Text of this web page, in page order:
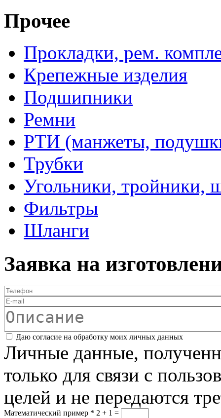
Прочее
Прокладки, рем.
Крепежные изделия
Подшипники
Ремни
РТИ (манжеты,
Трубки
Угольники, тройники,
Фильтры
Шланги
Заявка на
Телефон
E-mail
Описание
Соглашение*
Даю согласие на обработку моих личных данных
Личные данные,
только для связи с
целей и не передаются
Математический пример * 2 + 1 =